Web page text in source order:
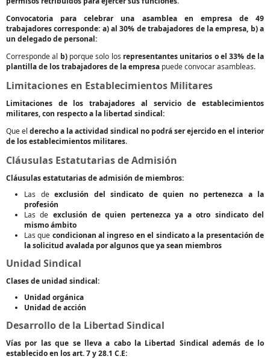
Convocatoria para celebrar una asamblea en empresa de 49
trabajadores corresponde: a) al 30% de trabajadores de la empresa, b) a
un delegado de personal:
Corresponde al b)porque solo los representantes unitarios o el 33% de la
plantilla de los trabajadores de la empresa puede convocar asambleas.
Limitaciones en Establecimientos Militares
Limitaciones de los trabajadores al servicio de establecimientos
militares, con respecto a la libertad sindical:
Que el derecho a la actividad sindical no podrá ser ejercido en el interior
de los establecimientos militares.
Cláusulas Estatutarias de Admisión
Cláusulas estatutarias de admisión de miembros:
Las de exclusión del sindicato de quien no pertenezca a la
profesión
Las de exclusión de quien pertenezca ya a otro sindicato del
mismo ámbito
Las que condicionan al ingreso en el sindicato a la presentación de
la solicitud avalada por algunos que ya sean miembros
Unidad Sindical
Clases de unidad sindical:
Unidad orgánica
Unidad de acción
Desarrollo de la Libertad Sindical
Vías por las que se lleva a cabo la Libertad Sindical además de lo
establecido en los art. 7 y 28.1 C.E: